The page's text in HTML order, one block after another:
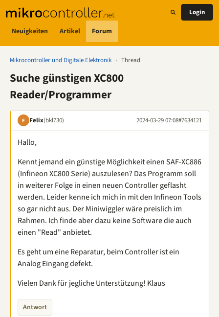
Neuigkeiten Artikel Forum
Login
Mikrocontroller und Digitale Elektronik › Thread
Suche günstigen XC800
Reader/Programmer
F Felix(bkl730) 2024-03-29 07:08#7634121
Hallo,
Kennt jemand ein günstige Möglichkeit einen SAF-XC886
(Infineon XC800 Serie) auszulesen? Das Programm soll
in weiterer Folge in einen neuen Controller geflasht
werden. Leider kenne ich mich in mit den Infineon Tools
so gar nicht aus. Der Miniwiggler wäre preislich im
Rahmen. Ich finde aber dazu keine Software die auch
einen "Read" anbietet.
Es geht um eine Reparatur, beim Controller ist ein
Analog Eingang defekt.
Vielen Dank für jegliche Unterstützung! Klaus
Antwort